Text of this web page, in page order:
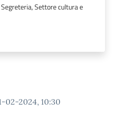
Settore cultura e
02-2024, 10:30